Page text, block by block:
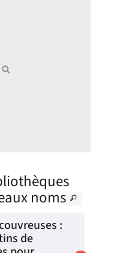
noms
:
de